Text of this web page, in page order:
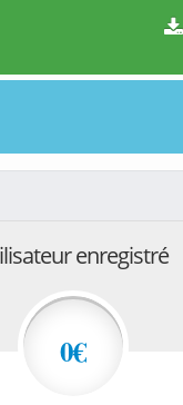
enregistré
0€